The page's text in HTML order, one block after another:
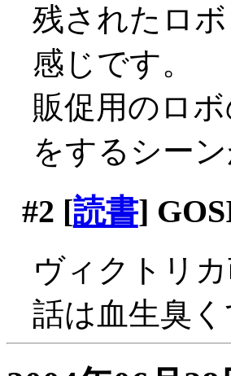
残されたロ
感じです。
販促用のロ
をするシー
#2 [読書]
ヴィクトリ
話は血生臭